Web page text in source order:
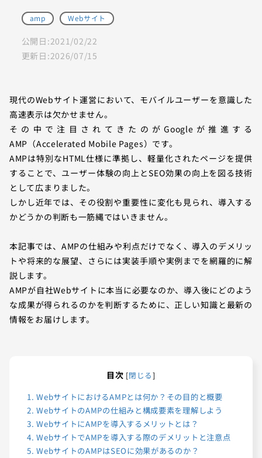
amp Webサイト
公開日:2021/02/22
更新日:2026/07/15
現代のWebサイト運営において、モバイルユーザーを意識した
高速表示は欠かせません。
その中で注目されてきたのがGoogleが推進する
AMP（Accelerated Mobile Pages）です。
AMPは特別なHTML仕様に準拠し、軽量化されたページを提供
することで、ユーザー体験の向上とSEO効果の向上を図る技術
として広まりました。
しかし近年では、その役割や重要性に変化も見られ、導入する
かどうかの判断も一筋縄ではいきません。
本記事では、AMPの仕組みや利点だけでなく、導入のデメリッ
トや将来的な展望、さらには実装手順や実例までを網羅的に解
説します。
AMPが自社Webサイトに本当に必要なのか、導入後にどのよう
な成果が得られるのかを判断するために、正しい知識と最新の
情報をお届けします。
目次 [閉じる]
1. WebサイトにおけるAMPとは何か？その目的と概要
2. WebサイトのAMPの仕組みと構成要素を理解しよう
3. WebサイトにAMPを導入するメリットとは？
4. WebサイトでAMPを導入する際のデメリットと注意点
5. WebサイトのAMPはSEOに効果があるのか？